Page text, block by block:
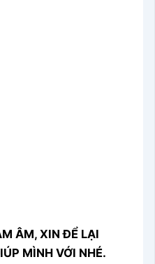
ÂM, XIN ĐỂ LẠI
MÌNH VỚI NHÉ.